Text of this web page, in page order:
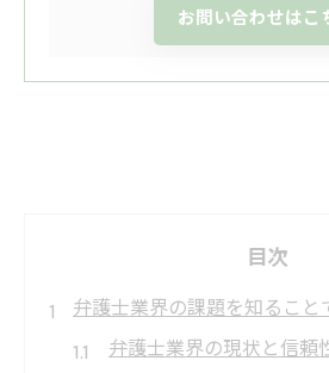
お問い合わせはこ
目次
弁護士業界の課題を知るこ
弁護士業界の現状と信頼